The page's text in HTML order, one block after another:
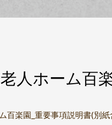
人ホーム百
百楽園_重要事項説明書(別